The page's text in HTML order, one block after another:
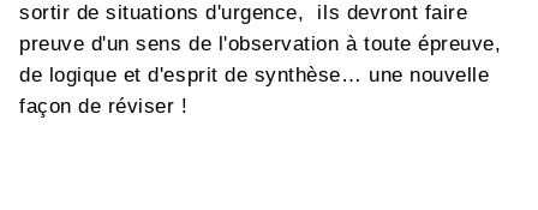
sortir de situations d'urgence, ils devront faire
preuve d'un sens de l'observation à toute épreuve,
de logique et d'esprit de synthèse… une nouvelle
façon de réviser !